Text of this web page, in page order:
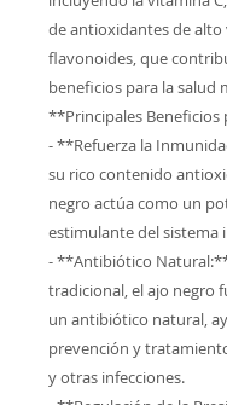
de antioxidantes de alto
flavonoides, que
beneficios para la salud
**Principales Beneficios
- **Refuerza la
su rico contenido
negro actúa como un
estimulante del sistema
- **Antibiótico
tradicional, el ajo negro
un antibiótico natural,
prevención y
y otras infecciones.
- **Regulación de la